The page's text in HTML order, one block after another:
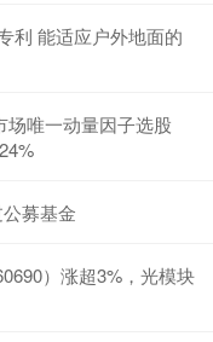
利 能适应户外地面的
场唯一动量因子选股
募基金
）涨超3%，光模块